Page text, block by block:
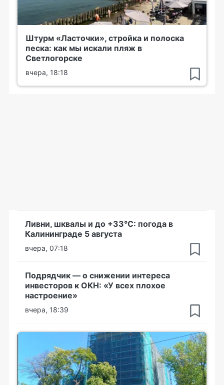
Штурм «Ласточки», стройка и полоска
песка: как мы искали пляж в
Светлогорске
вчера, 18:18
Ливни, шквалы и до +33°С: погода в
Калининграде 5 августа
вчера, 07:18
Подрядчик — о снижении интереса
инвесторов к ОКН: «У всех плохое
настроение»
вчера, 18:39